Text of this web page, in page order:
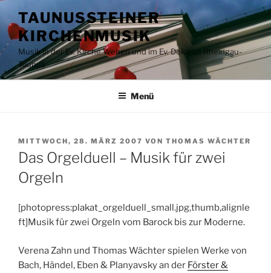
Inhalt
springen
TAUNUSSTEINER
KIRCHENMUSIK
Musik in der Ev. Kirche Wehen und im Ev. Dekanat Rheingau-
Taunus
Menü
VERÖFFENTLICHT
AM
MITTWOCH, 28. MÄRZ 2007 VON THOMAS WÄCHTER
Das Orgelduell – Musik für zwei
Orgeln
[photopress:plakat_orgelduell_small.jpg,thumb,alignle
ft]Musik für zwei Orgeln vom Barock bis zur Moderne.
Verena Zahn und Thomas Wächter spielen Werke von
Bach, Händel, Eben & Planyavsky an der Förster &